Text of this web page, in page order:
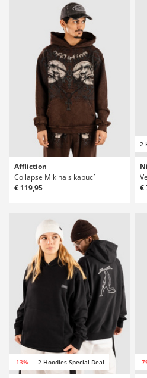
Affliction
Collapse Mikina s kapucí
€ 119,95
2
€
-13% 2 Hoodies Special Deal -